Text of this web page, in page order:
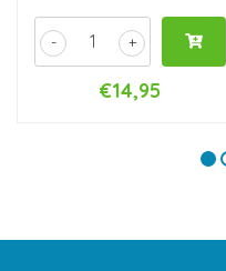
+
-
€14,95